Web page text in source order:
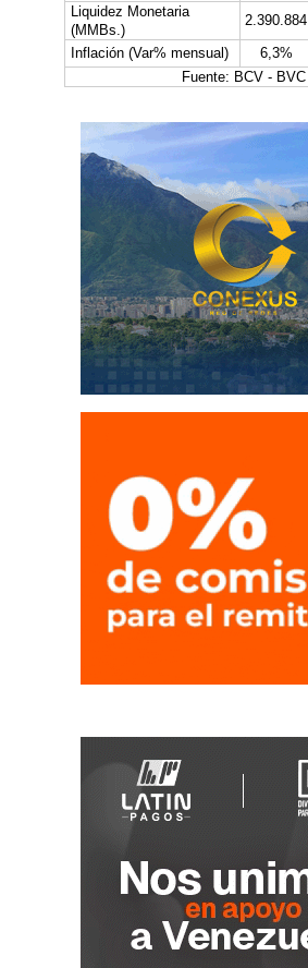
Liquidez Monetaria
(MMBs.)
2.390.884
Inflación (Var% mensual)
6,3%
Fuente: BCV - BVC